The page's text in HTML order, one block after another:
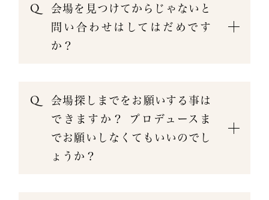
会場を見つけてからじゃないと
問い合わせはしてはだめです
か？
会場探しまでをお願いする事は
できますか？ プロデュースま
でお願いしなくてもいいのでし
ょうか？